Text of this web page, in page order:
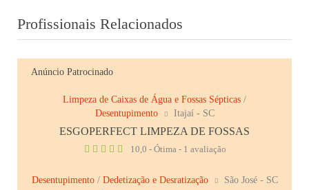
Profissionais Relacionados
Anúncio Patrocinado
Limpeza de Caixas de Água e Fossas Sépticas /
Desentupimento
Itajaí - SC
ESGOPERFECT LIMPEZA DE FOSSAS
10,0 - Ótima - 1 avaliação
Desentupimento/ Dedetização e Desratização São José - SC